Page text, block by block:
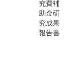
究費補
助金研
究成果
報告書